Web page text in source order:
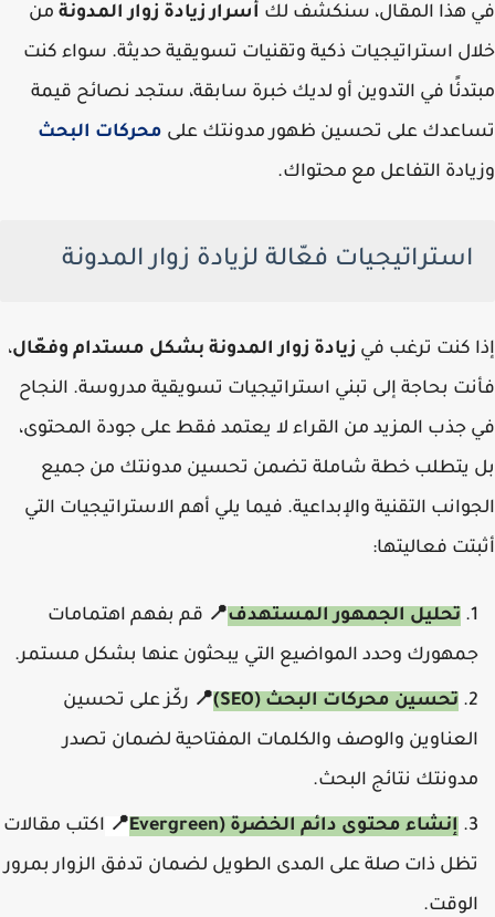
في هذا المقال، سنكشف لك أسرار زيادة زوار المدونة من
خلال استراتيجيات ذكية وتقنيات تسويقية حديثة. سواء كنت
مبتدئًا في التدوين أو لديك خبرة سابقة، ستجد نصائح قيمة
تساعدك على تحسين ظهور مدونتك على محركات البحث
وزيادة التفاعل مع محتواك.
استراتيجيات فعّالة لزيادة زوار المدونة
إذا كنت ترغب في زيادة زوار المدونة بشكل مستدام وفعّال،
فأنت بحاجة إلى تبني استراتيجيات تسويقية مدروسة. النجاح
في جذب المزيد من القراء لا يعتمد فقط على جودة المحتوى،
بل يتطلب خطة شاملة تضمن تحسين مدونتك من جميع
الجوانب التقنية والإبداعية. فيما يلي أهم الاستراتيجيات التي
أثبتت فعاليتها:
تحليل الجمهور المستهدف📍 قم بفهم اهتمامات
جمهورك وحدد المواضيع التي يبحثون عنها بشكل مستمر.
تحسين محركات البحث (SEO) 📍 ركّز على تحسين
العناوين والوصف والكلمات المفتاحية لضمان تصدر
مدونتك نتائج البحث.
إنشاء محتوى دائم الخضرة (Evergreen 📍 اكتب مقالات
تظل ذات صلة على المدى الطويل لضمان تدفق الزوار بمرور
الوقت.